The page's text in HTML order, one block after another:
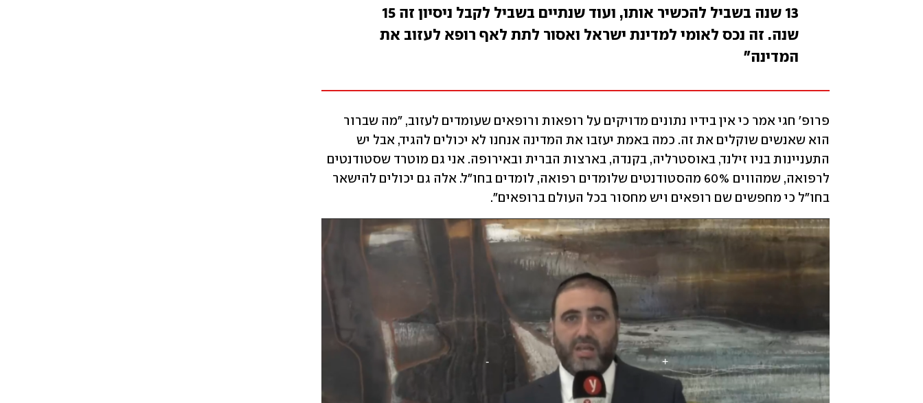
13 שנה בשביל להכשיר אותו, ועוד שנתיים בשביל לקבל ניסיון זה 15
שנה. זה נכס לאומי למדינת ישראל ואסור לתת לאף רופא לעזוב את
המדינה"
בחו"ל כי מחפשים שם רופאים ויש מחסור בכל העולם ברופאים".